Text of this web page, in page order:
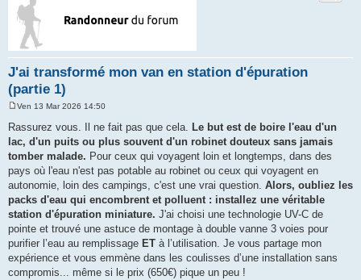
J'ai transformé mon van en station d'épuration
(partie 1)
s
s
g
e
Ven 13 Mar 2026 14:50
Rassurez vous. Il ne fait pas que cela. Le but est de boire l'eau d'un
lac, d'un puits ou plus souvent d'un robinet douteux sans jamais
tomber malade. Pour ceux qui voyagent loin et longtemps, dans des
pays où l'eau n'est pas potable au robinet ou ceux qui voyagent en
autonomie, loin des campings, c'est une vrai question. Alors, oubliez les
packs d'eau qui encombrent et polluent : installez une véritable
station d'épuration miniature. J'ai choisi une technologie UV-C de
pointe et trouvé une astuce de montage à double vanne 3 voies pour
purifier l’eau au remplissage ET à l’utilisation. Je vous partage mon
expérience et vous emmène dans les coulisses d’une installation sans
compromis... même si le prix (650€) pique un peu !